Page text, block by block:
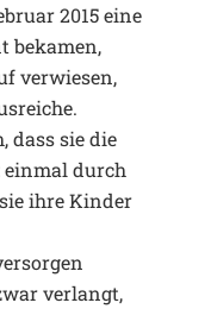
2015 eine
bekamen,
verwiesen,
dass sie die
einmal durch
ihre Kinder
verlangt,